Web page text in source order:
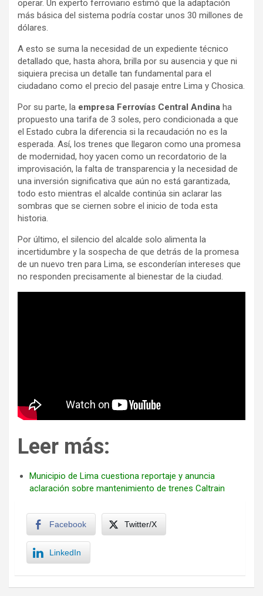
operar. Un experto ferroviario estimó que la adaptación
más básica del sistema podría costar unos 30 millones de
dólares.
A esto se suma la necesidad de un expediente técnico
detallado que, hasta ahora, brilla por su ausencia y que ni
siquiera precisa un detalle tan fundamental para el
ciudadano como el precio del pasaje entre Lima y Chosica.
Por su parte, la empresa Ferrovías Central Andina ha
propuesto una tarifa de 3 soles, pero condicionada a que
el Estado cubra la diferencia si la recaudación no es la
esperada. Así, los trenes que llegaron como una promesa
de modernidad, hoy yacen como un recordatorio de la
improvisación, la falta de transparencia y la necesidad de
una inversión significativa que aún no está garantizada,
todo esto mientras el alcalde continúa sin aclarar las
sombras que se ciernen sobre el inicio de toda esta
historia.
Por último, el silencio del alcalde solo alimenta la
incertidumbre y la sospecha de que detrás de la promesa
de un nuevo tren para Lima, se esconderían intereses que
no responden precisamente al bienestar de la ciudad.
Leer más:
Municipio de Lima cuestiona reportaje y anuncia
aclaración sobre mantenimiento de trenes Caltrain
Facebook Twitter/X
LinkedIn